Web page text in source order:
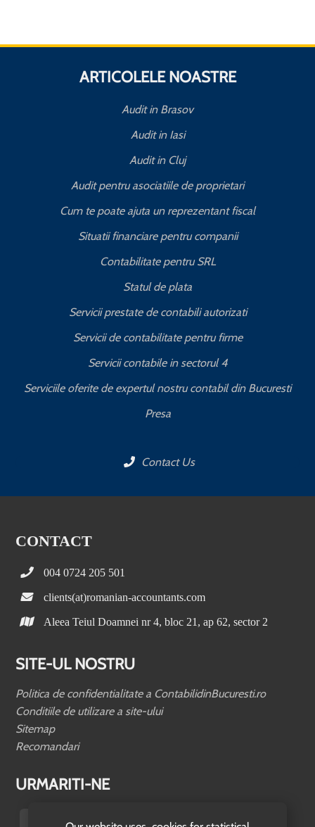
ARTICOLELE NOASTRE
Audit in Brasov
Audit in Iasi
Audit in Cluj
Audit pentru asociatiile de proprietari
Cum te poate ajuta un reprezentant fiscal
Situatii financiare pentru companii
Contabilitate pentru SRL
Statul de plata
Servicii prestate de contabili autorizati
Servicii de contabilitate pentru firme
Servicii contabile in sectorul 4
Serviciile oferite de expertul nostru contabil din Bucuresti
Presa
Contact Us
CONTACT
004 0724 205 501
clients(at)romanian-accountants.com
Aleea Teiul Doamnei nr 4, bloc 21, ap 62, sector 2
SITE-UL NOSTRU
Politica de confidentialitate a ContabilidinBucuresti.ro
Conditiile de utilizare a site-ului
Sitemap
Recomandari
URMARITI-NE